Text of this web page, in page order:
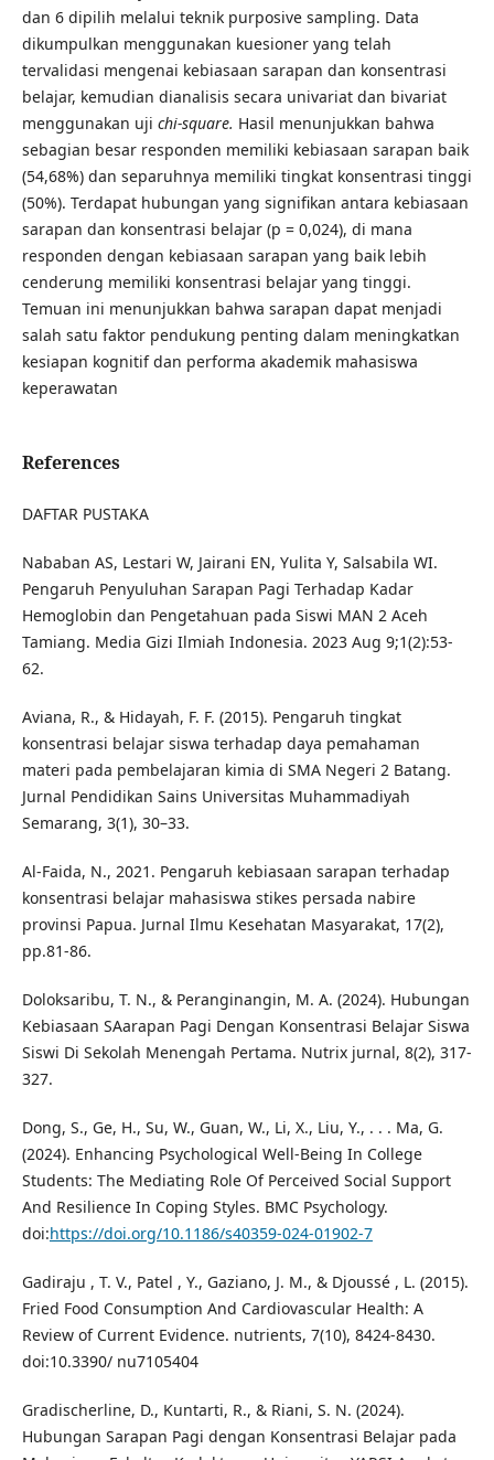
dan 6 dipilih melalui teknik purposive sampling. Data
dikumpulkan menggunakan kuesioner yang telah
tervalidasi mengenai kebiasaan sarapan dan konsentrasi
belajar, kemudian dianalisis secara univariat dan bivariat
menggunakan uji chi-square. Hasil menunjukkan bahwa
sebagian besar responden memiliki kebiasaan sarapan baik
(54,68%) dan separuhnya memiliki tingkat konsentrasi tinggi
(50%). Terdapat hubungan yang signifikan antara kebiasaan
sarapan dan konsentrasi belajar (p = 0,024), di mana
responden dengan kebiasaan sarapan yang baik lebih
cenderung memiliki konsentrasi belajar yang tinggi.
Temuan ini menunjukkan bahwa sarapan dapat menjadi
salah satu faktor pendukung penting dalam meningkatkan
kesiapan kognitif dan performa akademik mahasiswa
keperawatan
References
DAFTAR PUSTAKA
Nababan AS, Lestari W, Jairani EN, Yulita Y, Salsabila WI.
Pengaruh Penyuluhan Sarapan Pagi Terhadap Kadar
Hemoglobin dan Pengetahuan pada Siswi MAN 2 Aceh
Tamiang. Media Gizi Ilmiah Indonesia. 2023 Aug 9;1(2):53-
62.
Aviana, R., & Hidayah, F. F. (2015). Pengaruh tingkat
konsentrasi belajar siswa terhadap daya pemahaman
materi pada pembelajaran kimia di SMA Negeri 2 Batang.
Jurnal Pendidikan Sains Universitas Muhammadiyah
Semarang, 3(1), 30–33.
Al-Faida, N., 2021. Pengaruh kebiasaan sarapan terhadap
konsentrasi belajar mahasiswa stikes persada nabire
provinsi Papua. Jurnal Ilmu Kesehatan Masyarakat, 17(2),
pp.81-86.
Doloksaribu, T. N., & Peranginangin, M. A. (2024). Hubungan
Kebiasaan SAarapan Pagi Dengan Konsentrasi Belajar Siswa
Siswi Di Sekolah Menengah Pertama. Nutrix jurnal, 8(2), 317-
327.
Dong, S., Ge, H., Su, W., Guan, W., Li, X., Liu, Y., . . . Ma, G.
(2024). Enhancing Psychological Well-Being In College
Students: The Mediating Role Of Perceived Social Support
And Resilience In Coping Styles. BMC Psychology.
doi:https://doi.org/10.1186/s40359-024-01902-7
Gadiraju , T. V., Patel , Y., Gaziano, J. M., & Djoussé , L. (2015).
Fried Food Consumption And Cardiovascular Health: A
Review of Current Evidence. nutrients, 7(10), 8424-8430.
doi:10.3390/ nu7105404
Gradischerline, D., Kuntarti, R., & Riani, S. N. (2024).
Hubungan Sarapan Pagi dengan Konsentrasi Belajar pada